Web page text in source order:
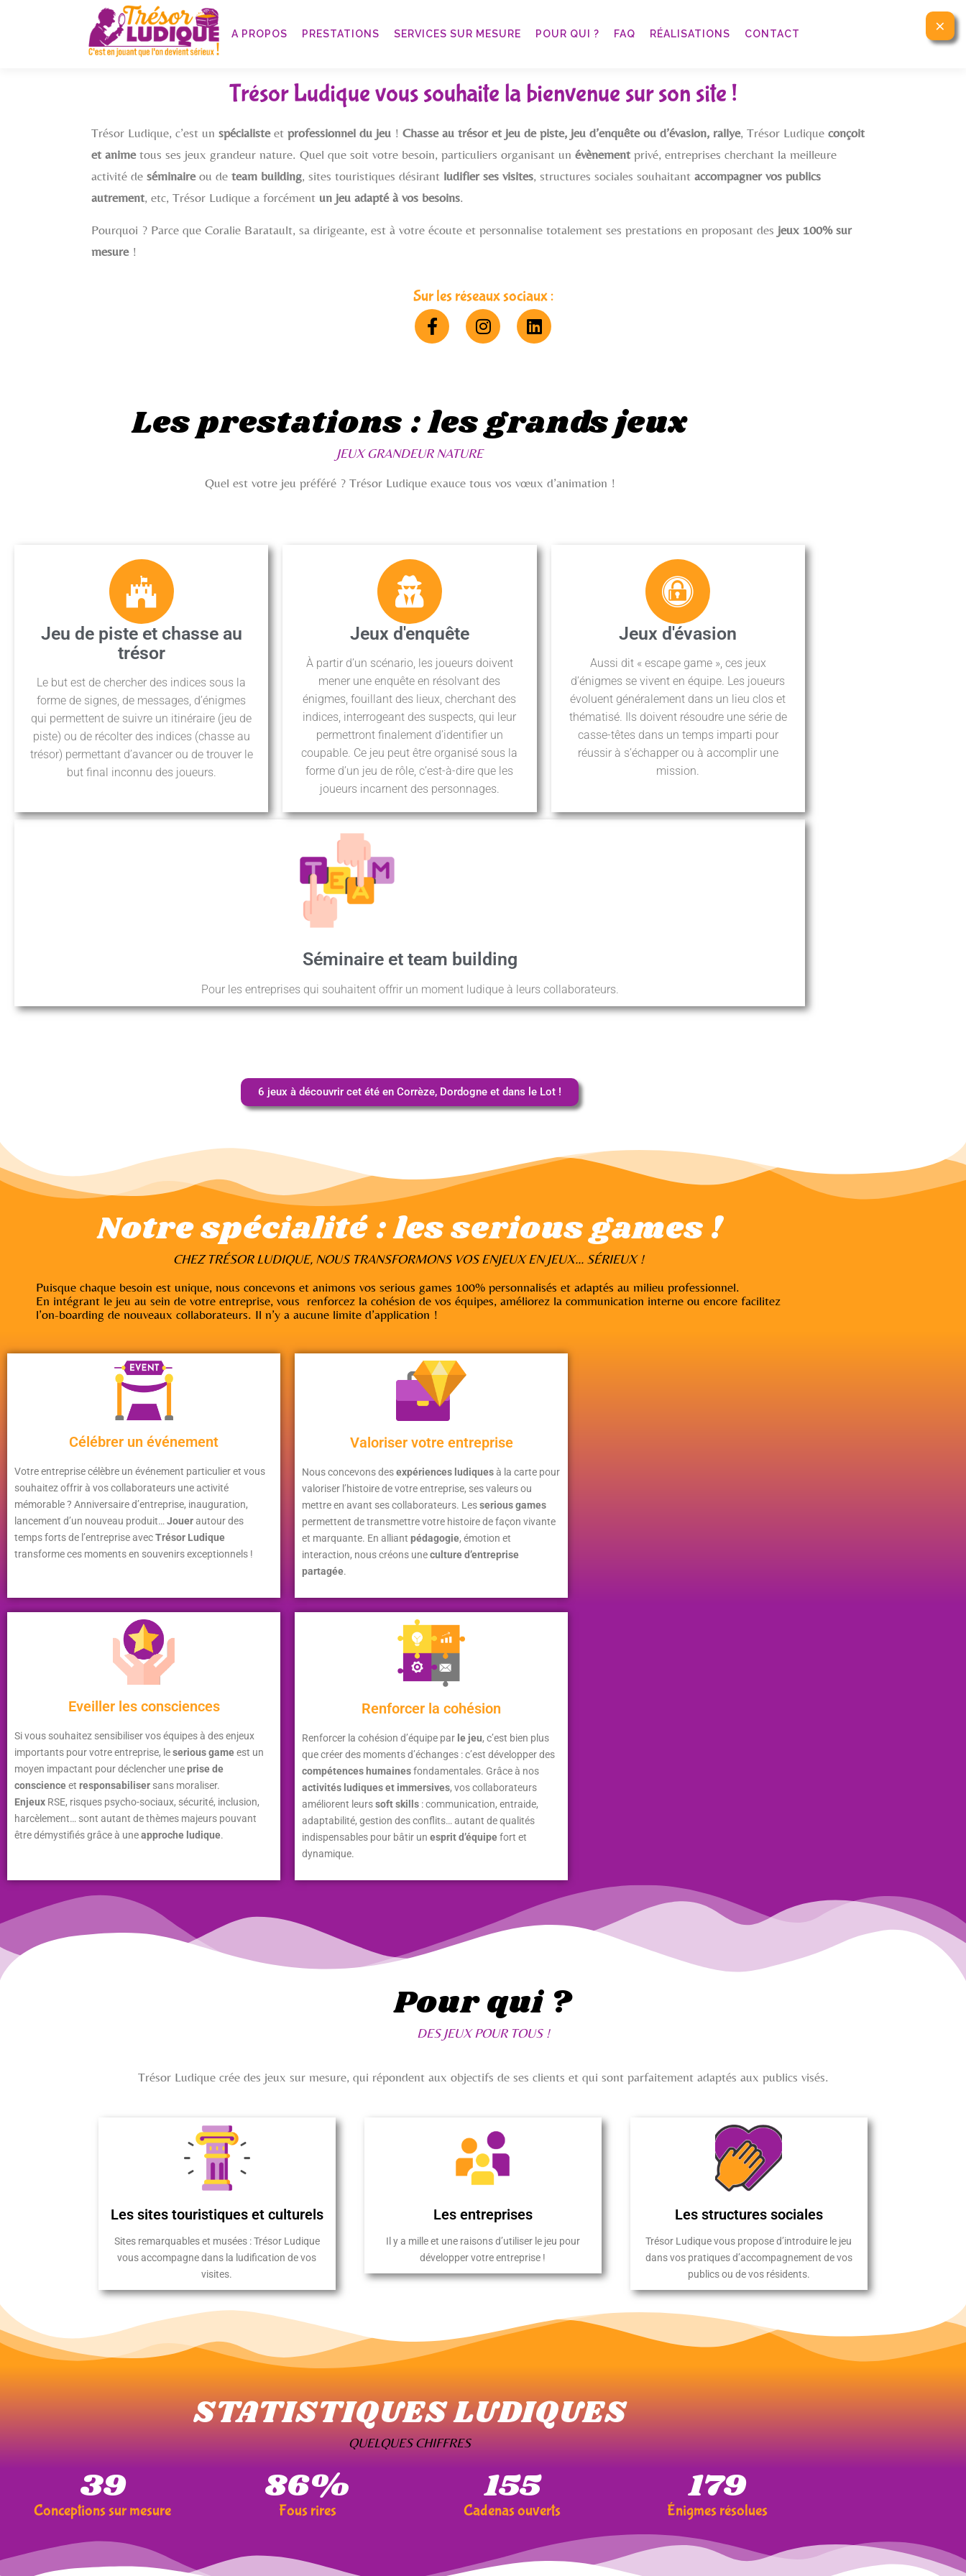
A PROPOS PRESTATIONS SERVICES SUR MESURE POUR QUI ? FAQ RÉALISATIONS CONTACT
Trésor Ludique vous souhaite la bienvenue sur son site !
Trésor Ludique, c’est un spécialisteet professionnel du jeu ! Chasse au trésor et jeu de piste, jeu d’enquête ou d’évasion, rallye, Trésor Ludique conçoit
et animetous ses jeux grandeur nature. Quel que soit votre besoin, particuliers organisant un évènement privé, entreprises cherchant la meilleure
activité de séminaireou de team building, sites touristiques désirant ludifier ses visites, structures sociales souhaitant accompagner vos publics
autrement, etc, Trésor Ludique a forcément un jeu adapté à vos besoins.
Pourquoi ? Parce que Coralie Baratault, sa dirigeante, est à votre écoute et personnalise totalement ses prestations en proposant des jeux 100% sur
mesure!
Sur les réseaux sociaux :
Les prestations : les grands jeux
JEUX GRANDEUR NATURE
Quel est votre jeu préféré ? Trésor Ludique exauce tous vos vœux d’animation !
Jeu de piste et chasse au
trésor
Le but est de chercher des indices sous la
forme de signes, de messages, d’énigmes
qui permettent de suivre un itinéraire (jeu de
piste) ou de récolter des indices (chasse au
trésor) permettant d’avancer ou de trouver le
but final inconnu des joueurs.
Jeux d'enquête
À partir d’un scénario, les joueurs doivent
mener une enquête en résolvant des
énigmes, fouillant des lieux, cherchant des
indices, interrogeant des suspects, qui leur
permettront finalement d’identifier un
coupable. Ce jeu peut être organisé sous la
forme d’un jeu de rôle, c’est-à-dire que les
joueurs incarnent des personnages.
Jeux d'évasion
Aussi dit « escape game », ces jeux
d’énigmes se vivent en équipe. Les joueurs
évoluent généralement dans un lieu clos et
thématisé. Ils doivent résoudre une série de
casse-têtes dans un temps imparti pour
réussir à s’échapper ou à accomplir une
mission.
Séminaire et team building
Pour les entreprises qui souhaitent offrir un moment ludique à leurs collaborateurs.
6 jeux à découvrir cet été en Corrèze, Dordogne et dans le Lot !
Notre spécialité : les serious games !
CHEZ TRÉSOR LUDIQUE, NOUS TRANSFORMONS VOS ENJEUX EN JEUX... SÉRIEUX !
Puisque chaque besoin est unique, nous concevons et animons vos serious games 100% personnalisés et adaptés au milieu professionnel.
En intégrant le jeu au sein de votre entreprise, vous renforcez la cohésion de vos équipes, améliorez la communication interne ou encore facilitez
l’on-boarding de nouveaux collaborateurs. Il n’y a aucune limite d’application !
Célébrer un événement
Votre entreprise célèbre un événement particulier et vous
souhaitez offrir à vos collaborateurs une activité
mémorable ? Anniversaire d’entreprise, inauguration,
lancement d’un nouveau produit… Jouerautour des
temps forts de l’entreprise avecTrésor Ludique
transforme ces moments en souvenirs exceptionnels !
Valoriser votre entreprise
Nous concevons desexpériences ludiquesà la carte pour
valoriser l’histoire de votre entreprise, ses valeurs ou
mettre en avant ses collaborateurs. Lesserious games
permettent de transmettre votre histoire de façon vivante
et marquante. En alliant pédagogie, émotion et
interaction, nous créons uneculture d’entreprise
partagée.
Eveiller les consciences
Si vous souhaitez sensibiliser vos équipes à des enjeux
importants pour votre entreprise, leserious gameest un
moyen impactant pour déclencher uneprise de
conscienceet responsabiliser sans moraliser.
Enjeux RSE, risques psycho-sociaux, sécurité, inclusion,
harcèlement… sont autant de thèmes majeurs pouvant
être démystifiés grâce à uneapproche ludique.
Renforcer la cohésion
Renforcer la cohésion d’équipe par le jeu, c’est bien plus
que créer des moments d’échanges : c’est développer des
compétences humainesfondamentales. Grâce à nos
activités ludiqueset immersives, vos collaborateurs
améliorent leurssoft skills : communication, entraide,
adaptabilité, gestion des conflits… autant de qualités
indispensables pour bâtir un esprit d’équipefort et
dynamique.
Pour qui ?
DES JEUX POUR TOUS !
Trésor Ludique crée des jeux sur mesure, qui répondent aux objectifs de ses clients et qui sont parfaitement adaptés aux publics visés.
Les sites touristiques et culturels
Sites remarquables et musées : Trésor Ludique
vous accompagne dans la ludification de vos
visites.
Les entreprises
Il y a mille et une raisons d’utiliser le jeu pour
développer votre entreprise !
Les structures sociales
Trésor Ludique vous propose d’introduire le jeu
dans vos pratiques d’accompagnement de vos
publics ou de vos résidents.
STATISTIQUES LUDIQUES
QUELQUES CHIFFRES
Conceptions sur mesure
42
Fous rires
91%
Cadenas ouverts
164
Énigmes résolues
189
×